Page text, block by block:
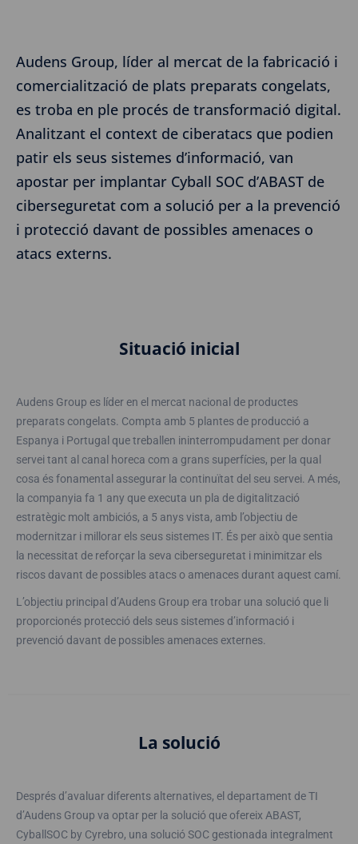
Audens Group, líder al mercat de la fabricació i
comercialització de plats preparats congelats,
es troba en ple procés de transformació digital.
Analitzant el context de ciberatacs que podien
patir els seus sistemes d’informació, van
apostar per implantar Cyball SOC d’ABAST de
ciberseguretat com a solució per a la prevenció
i protecció davant de possibles amenaces o
atacs externs.
Situació inicial
Audens Group es líder en el mercat nacional de productes
preparats congelats. Compta amb 5 plantes de producció a
Espanya i Portugal que treballen ininterrompudament per donar
servei tant al canal horeca com a grans superfícies, per la qual
cosa és fonamental assegurar la continuïtat del seu servei. A més,
la companyia fa 1 any que executa un pla de digitalització
estratègic molt ambiciós, a 5 anys vista, amb l’objectiu de
modernitzar i millorar els seus sistemes IT. És per això que sentia
la necessitat de reforçar la seva ciberseguretat i minimitzar els
riscos davant de possibles atacs o amenaces durant aquest camí.
L’objectiu principal d’Audens Group era trobar una solució que li
proporcionés protecció dels seus sistemes d’informació i
prevenció davant de possibles amenaces externes.
La solució
Després d’avaluar diferents alternatives, el departament de TI
d’Audens Group va optar per la solució que ofereix ABAST,
CyballSOC by Cyrebro, una solució SOC gestionada integralment